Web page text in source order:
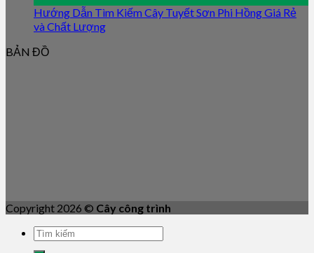
Hướng Dẫn Tìm Kiếm Cây Tuyết Sơn Phi Hồng Giá Rẻ
và Chất Lượng
BẢN ĐỒ
Copyright 2026 © Cây công trình